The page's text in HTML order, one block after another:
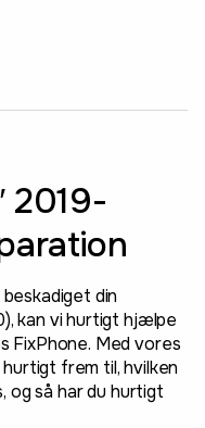
2019-
din
kan vi hurtigt hjælpe
FixPhone. Med vores
frem til, hvilken
og så har du hurtigt